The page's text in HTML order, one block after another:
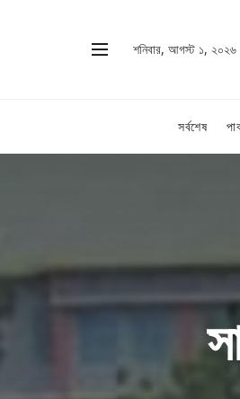
শনিবার, আগস্ট ১, ২০২৬
সর্বশেষ